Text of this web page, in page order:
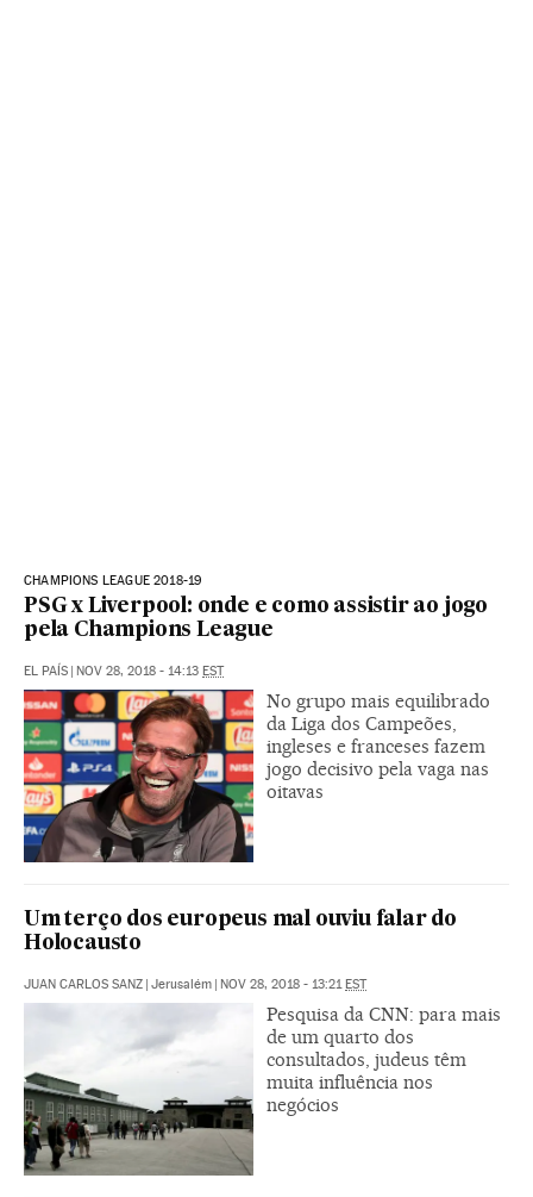
CHAMPIONS LEAGUE 2018-19
PSG x Liverpool: onde e como assistir ao jogo
pela Champions League
EL PAÍS NOV 28, 2018 - 14:13 EST
No grupo mais equilibrado
da Liga dos Campeões,
ingleses e franceses fazem
jogo decisivo pela vaga nas
oitavas
Um terço dos europeus mal ouviu falar do
Holocausto
JUAN CARLOS SANZ | Jerusalém | NOV 28, 2018 - 13:21EST
Pesquisa da CNN: para mais
de um quarto dos
consultados, judeus têm
muita influência nos
negócios